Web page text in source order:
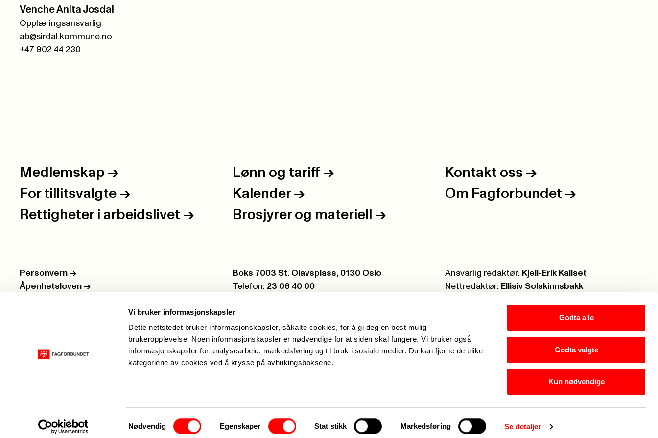
Vi bruker informasjonskapsler
Dette nettstedet bruker informasjonskapsler, såkalte cookies, for å gi deg en best mulig
brukeropplevelse. Noen informasjonskapsler er nødvendige for at siden skal fungere. Vi bruker også
informasjonskapsler for analysearbeid, markedsføring og til bruk i sosiale medier. Du kan fjerne de ulike
kategoriene av cookies ved å krysse på avhukingsboksene.
Samtykkevalg
Nødvendig Egenskaper Statistikk Markedsføring Se detaljer
Godta alle
Godta valgte
Kun nødvendige
Venche Anita Josdal
Opplæringsansvarlig
ab@sirdal.kommune.no
+47 902 44 230
Hei, jeg er Fagforbundets chatbot. Hva kan jeg hjelpe med?
Medlemskap -> Lønn og tariff -> Kontakt oss ->
For tillitsvalgte -> Kalender -> Om Fagforbundet ->
Rettigheter i arbeidslivet -> Brosjyrer og materiell ->
Personvern ->
Åpenhetsloven ->
Postboks:
Boks 7003 St. Olavsplass, 0130 Oslo
Telefon: 23 06 40 00
Ansvarlig redaktør: Kjell-Erik Kallset
Nettredaktør: Ellisiv Solskinnsbakk